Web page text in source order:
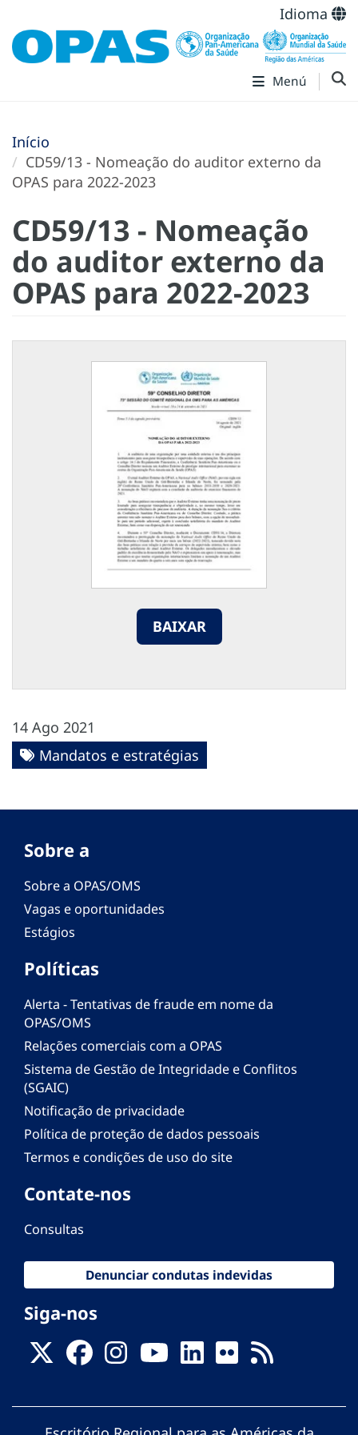
Idioma
Menú
Início
CD59/13 - Nomeação do auditor externo da
OPAS para 2022-2023
CD59/13 - Nomeação
do auditor externo da
OPAS para 2022-2023
BAIXAR
14 Ago 2021
Mandatos e estratégias
Sobre a
Sobre a OPAS/OMS
Vagas e oportunidades
Estágios
Políticas
Alerta - Tentativas de fraude em nome da
OPAS/OMS
Relações comerciais com a OPAS
Sistema de Gestão de Integridade e Conflitos
(SGAIC)
Notificação de privacidade
Política de proteção de dados pessoais
Termos e condições de uso do site
Contate-nos
Consultas
Denunciar condutas indevidas
Siga-nos